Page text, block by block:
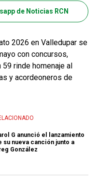
de Noticias RCN
2026 en Valledupar se
con concursos,
rinde homenaje al
y acordeoneros de
G anunció el lanzamiento
su nueva canción junto a
González